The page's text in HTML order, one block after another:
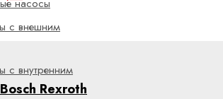
насосы
с внешним
с внутренним
Rexroth